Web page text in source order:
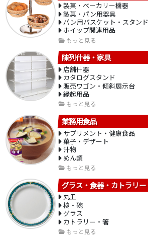
製菓・ベーカリー機器
製菓・パン用器具
パン用バスケット・スタンド
ホイップ関連用品
もっと見る
陳列什器・家具
店舗什器
カタログスタンド
販売ワゴン・傾斜展示台
縁起用品
もっと見る
業務用食品
サプリメント・健康食品
菓子・デザート
汁物
めん類
もっと見る
グラス・食器・カトラリー
丸皿
椀・碗
グラス
カトラリー・箸
もっと見る